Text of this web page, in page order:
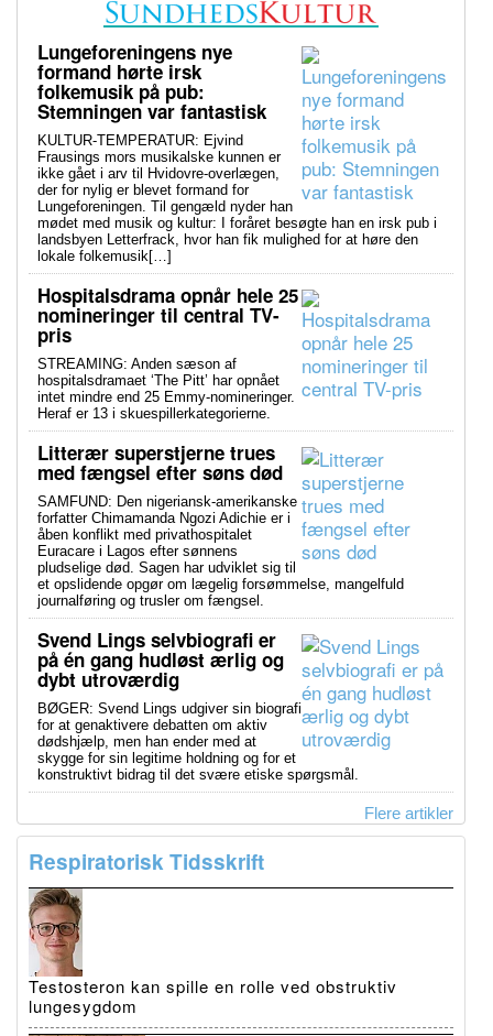
Lungeforeningens nye
formand hørte irsk
folkemusik på pub:
Stemningen var fantastisk
KULTUR-TEMPERATUR: Ejvind
Frausings mors musikalske kunnen er
ikke gået i arv til Hvidovre-overlægen,
der for nylig er blevet formand for
Lungeforeningen. Til gengæld nyder han
mødet med musik og kultur: I foråret besøgte han en irsk pub i
landsbyen Letterfrack, hvor han fik mulighed for at høre den
lokale folkemusik[…]
Hospitalsdrama opnår hele 25
nomineringer til central TV-
pris
STREAMING: Anden sæson af
hospitalsdramaet ‘The Pitt’ har opnået
intet mindre end 25 Emmy-nomineringer.
Heraf er 13 i skuespillerkategorierne.
Litterær superstjerne trues
med fængsel efter søns død
SAMFUND: Den nigeriansk-amerikanske
forfatter Chimamanda Ngozi Adichie er i
åben konflikt med privathospitalet
Euracare i Lagos efter sønnens
pludselige død. Sagen har udviklet sig til
et opslidende opgør om lægelig forsømmelse, mangelfuld
journalføring og trusler om fængsel.
Svend Lings selvbiografi er
på én gang hudløst ærlig og
dybt utroværdig
BØGER: Svend Lings udgiver sin biografi
for at genaktivere debatten om aktiv
dødshjælp, men han ender med at
skygge for sin legitime holdning og for et
konstruktivt bidrag til det svære etiske spørgsmål.
Flere artikler
Respiratorisk Tidsskrift
Testosteron kan spille en rolle ved obstruktiv
lungesygdom